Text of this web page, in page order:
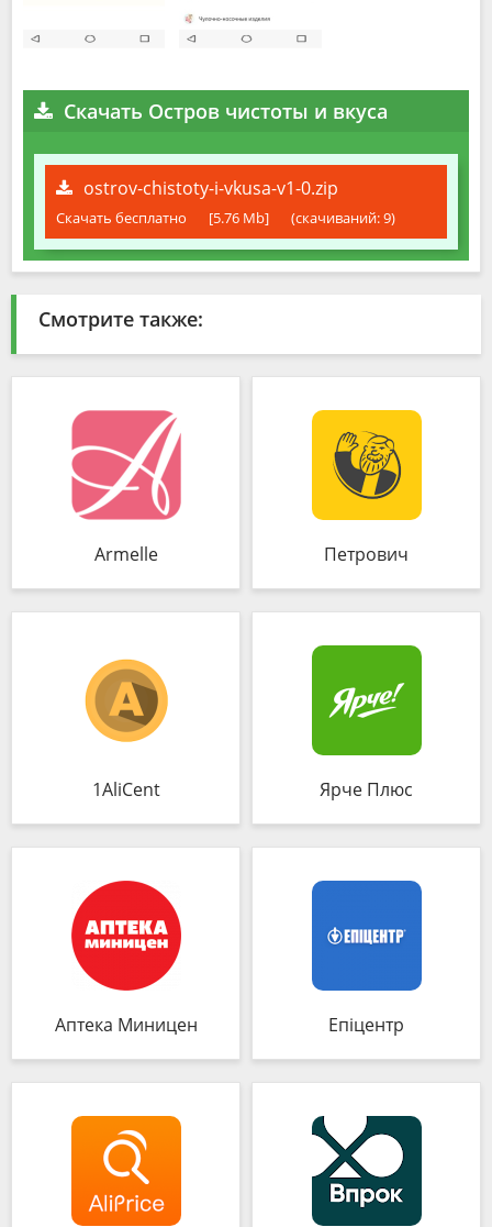
Скачать Остров чистоты и вкуса
ostrov-chistoty-i-vkusa-v1-0.zip
Скачать бесплатно [5.76 Mb] (cкачиваний: 9)
Смотрите также:
Armelle Петрович
1AliCent Ярче Плюс
Аптека Миницен Епіцентр